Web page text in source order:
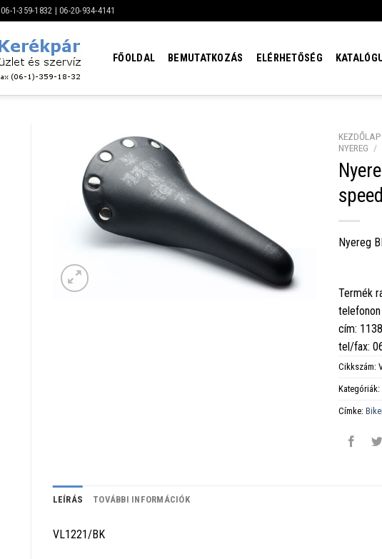
06-1-359-1832 | 06-20-934-4141
FŐOLDAL BEMUTATKOZÁS ELÉRHETŐSÉG
KEZDŐLAP
NYEREG /
Nyereg
Termék
cím:
tel/fax:
Cikkszám:
Kategóriák:
Címke:
LEÍRÁS TOVÁBBI INFORMÁCIÓK
VL1221/BK